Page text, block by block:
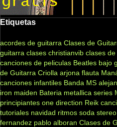
Etiquetas
acordes de guitarra Clases de
guitarra clases christianvib clases
canciones de peliculas Beatles bajo
de Guitarra Criolla arjona flauta
canciones infantiles Banda MS
iron maiden Bateria metallica series
principiantes one direction Reik
tutoriales navidad ritmos soda stereo
fernandez pablo alboran Clases de